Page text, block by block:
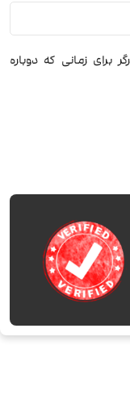
برای زمانی که دوباره